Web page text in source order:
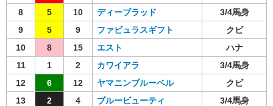
8
5 10 ディーブラッド
3/4馬身
9
5 9 ファビュラスギフト
クビ
10
8 15 エスト
ハナ
11
1 2 カワイアラ
3/4馬身
12
6 12 ヤマニンブルーベル
クビ
13
2 4 ブルービューティ
3/4馬身